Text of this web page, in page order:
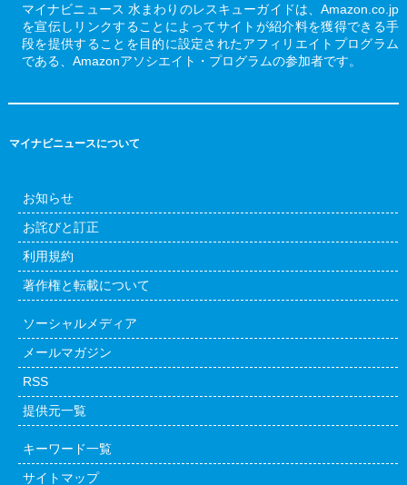
マイナビニュース 水まわりのレスキューガイドは、Amazon.co.jp
を宣伝しリンクすることによってサイトが紹介料を獲得できる手
段を提供することを目的に設定されたアフィリエイトプログラム
である、Amazonアソシエイト・プログラムの参加者です。
マイナビニュースについて
お知らせ
お詫びと訂正
利用規約
著作権と転載について
ソーシャルメディア
メールマガジン
RSS
提供元一覧
キーワード一覧
サイトマップ